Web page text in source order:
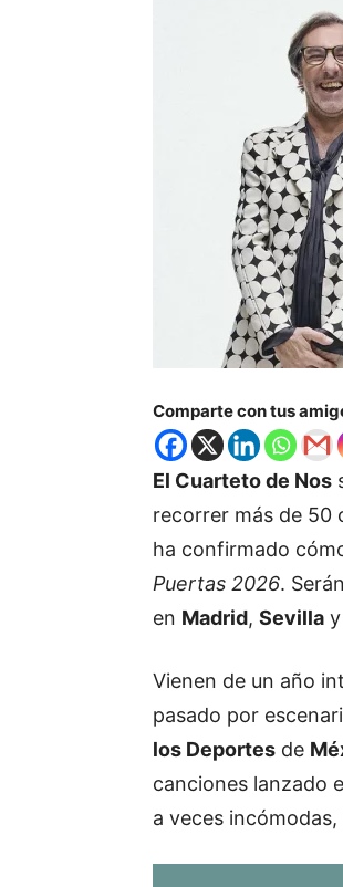
Comparte con tus
El Cuarteto de Nos
recorrer más de 50
ha confirmado
Puertas 2026.
en Madrid, Sevilla y
Vienen de un año
pasado por
los Deportes de
canciones lanzado
a veces